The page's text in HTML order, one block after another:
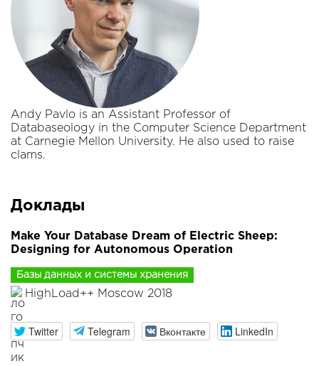
Andy Pavlo is an Assistant Professor of
Databaseology in the Computer Science Department
at Carnegie Mellon University. He also used to raise
clams.
Доклады
Make Your Database Dream of Electric Sheep:
Designing for Autonomous Operation
Базы данных и системы хранения
HighLoad++ Moscow 2018
Twitter Telegram Вконтакте LinkedIn